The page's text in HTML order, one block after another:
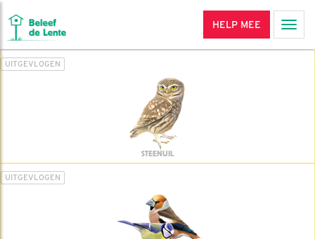
HELP MEE
UITGEVLOGEN
STEENUIL
UITGEVLOGEN